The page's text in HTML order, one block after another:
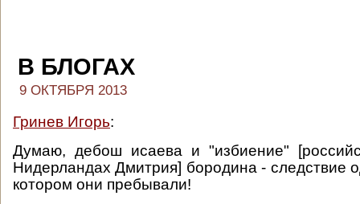
В БЛОГАХ
9 ОКТЯБРЯ 2013
Гринев Игорь:
Думаю, дебош исаева и "избиение"
Нидерландах Дмитрия] бородина - следствие
котором они пребывали!